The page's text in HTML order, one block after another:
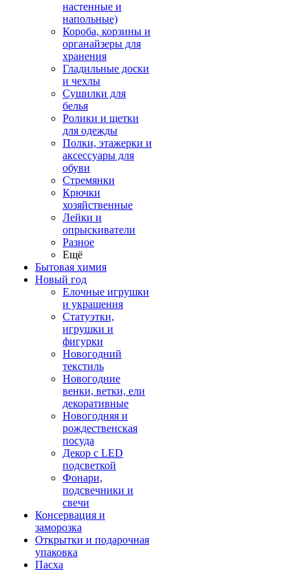
настенные и
напольные)
Короба, корзины и
органайзеры для
хранения
Гладильные доски
и чехлы
Сушилки для
белья
Ролики и щетки
для одежды
Полки, этажерки и
аксессуары для
обуви
Стремянки
Крючки
хозяйственные
Лейки и
опрыскиватели
Разное
Ещё
Бытовая химия
Новый год
Елочные игрушки
и украшения
Статуэтки,
игрушки и
фигурки
Новогодний
текстиль
Новогодние
венки, ветки, ели
декоративные
Новогодняя и
рождественская
посуда
Декор с LED
подсветкой
Фонари,
подсвечники и
свечи
Консервация и
заморозка
Открытки и подарочная
упаковка
Пасха